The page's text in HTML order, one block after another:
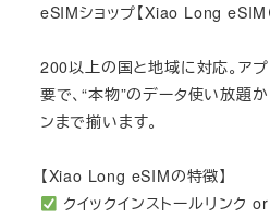
eSIMショップ【Xiao Long eSIM
200以上の国と地域に対応。ア
要で、“本物”のデータ使い放題
ンまで揃います。
【Xiao Long eSIMの特徴】
クイックインストールリンク